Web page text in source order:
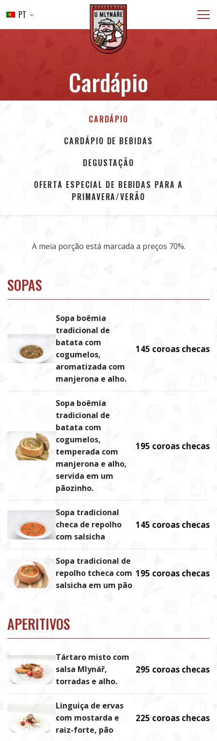
INTRODUÇÃO
CARDÁPIO
REFEIÇÕES
GALERIA
CONTATO
PT
Cardápio
CARDÁPIO
CARDÁPIO DE BEBIDAS
DEGUSTAÇÃO
OFERTA ESPECIAL DE BEBIDAS PARA A
PRIMAVERA/VERÃO
A meia porção está marcada a preços 70%.
SOPAS
Sopa boêmia
tradicional de
batata com
cogumelos,
aromatizada com
manjerona e alho.
145 coroas checas
Sopa boêmia
tradicional de
batata com
cogumelos,
temperada com
manjerona e alho,
servida em um
pãozinho.
195 coroas checas
Sopa tradicional
checa de repolho
com salsicha
145 coroas checas
Sopa tradicional de
repolho tcheca com
salsicha em um pão
195 coroas checas
APERITIVOS
Tártaro misto com
salsa Mlynář,
torradas e alho.
295 coroas checas
Linguiça de ervas
com mostarda e
raiz-forte, pão
225 coroas checas